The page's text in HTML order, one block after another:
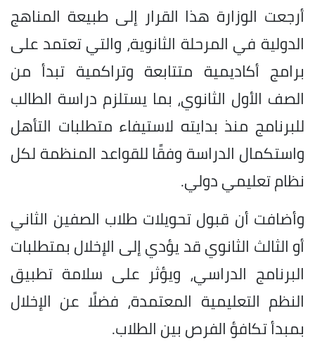
أرجعت الوزارة هذا القرار إلى طبيعة المناهج
الدولية في المرحلة الثانوية، والتي تعتمد على
برامج أكاديمية متتابعة وتراكمية تبدأ من
الصف الأول الثانوي، بما يستلزم دراسة الطالب
للبرنامج منذ بدايته لاستيفاء متطلبات التأهل
واستكمال الدراسة وفقًا للقواعد المنظمة لكل
نظام تعليمي دولي.
وأضافت أن قبول تحويلات طلاب الصفين الثاني
أو الثالث الثانوي قد يؤدي إلى الإخلال بمتطلبات
البرنامج الدراسي، ويؤثر على سلامة تطبيق
النظم التعليمية المعتمدة، فضلًا عن الإخلال
بمبدأ تكافؤ الفرص بين الطلاب.